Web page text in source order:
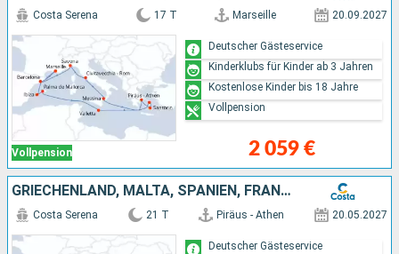
Vollpension
Costa Serena 17 T Marseille 20.09.2027
2 059 €
Deutscher Gästeservice
Kinderklubs für Kinder ab 3 Jahren
Kostenlose Kinder bis 18 Jahre
Vollpension
GRIECHENLAND, MALTA, SPANIEN, FRANKREICH, ITALIEN
Costa Serena 21 T Piräus - Athen 20.05.2027
Deutscher Gästeservice